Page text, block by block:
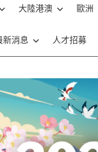
大陸港澳 歐洲
新消息 人才招募